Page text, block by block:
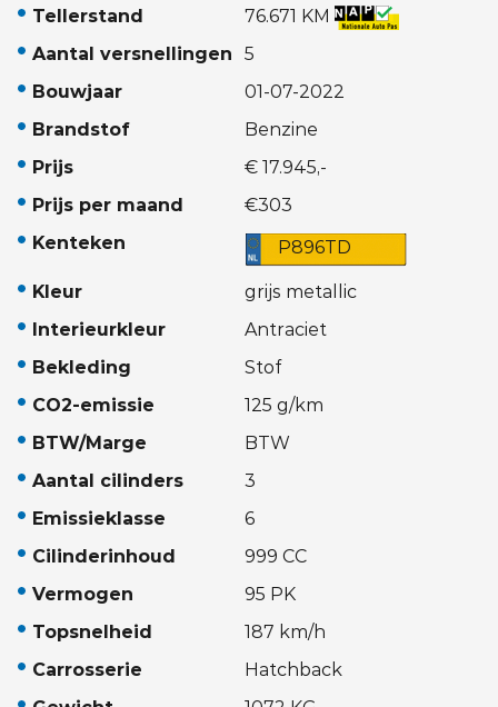
Tellerstand
76.671 KM
Aantal versnellingen
5
Bouwjaar
01-07-2022
Brandstof
Benzine
Prijs
€ 17.945,-
Prijs per maand
€303
Kenteken
P896TD
Kleur
grijs metallic
Interieurkleur
Antraciet
Bekleding
Stof
CO2-emissie
125 g/km
BTW/Marge
BTW
Aantal cilinders
3
Emissieklasse
6
Cilinderinhoud
999 CC
Vermogen
95 PK
Topsnelheid
187 km/h
Carrosserie
Hatchback